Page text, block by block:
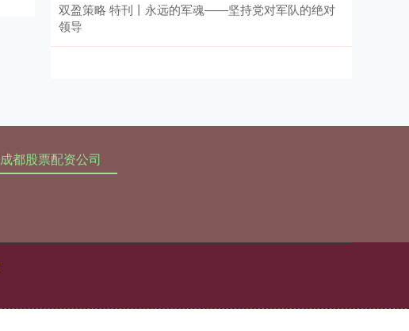
双盈策略 特刊丨永远的军魂——坚持党对军队的绝对
领导
成都股票配资公司